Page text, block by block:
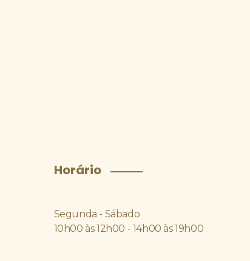
Horário
Segunda - Sábado
10h00 às 12h00 - 14h00 às 19h00